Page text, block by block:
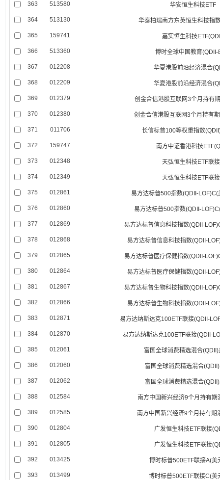
363 513580 华安恒生科技ETF
364 513130 华泰柏瑞南方东英恒生科技指
365 159741 嘉实恒生科技
366 513360 博时全球中国教育(QDII-
367 012208 华夏港股前沿经济混合
368 012209 华夏港股前沿经济混合
369 012379 创金合信港股互联网3个月持有
370 012380 创金合信港股互联网3个月持有
371 011706 长信标普100等权重指数
372 159747 南方中证香港科技
373 012348 天弘恒生科技ETF联
374 012349 天弘恒生科技ETF联
375 012861 易方达标普500指数(QDII-LOF)C(
376 012860 易方达标普500指数(QDII-
377 012869 易方达标普信息科技指数(QDII-
378 012868 易方达标普信息科技指数(QDII-
379 012865 易方达标普医疗保健指数(QDII-
380 012864 易方达标普医疗保健指数(QDII-
381 012867 易方达标普生物科技指数(QDII-
382 012866 易方达标普生物科技指数(QDII-
383 012871 易方达纳斯达克100ETF联接(QDII-
384 012870 易方达纳斯达克100ETF联接(QDII-
385 012061 富国全球消费精选混合
386 012060 富国全球消费精选混合
387 012062 富国全球消费精选混合
388 012584 南方中国新兴经济9个月持有期
389 012585 南方中国新兴经济9个月持有期
390 012804 广发恒生科技ETF联接
391 012805 广发恒生科技ETF联接
392 013425 博时标普500ETF联接A(美
393 013499 博时标普500ETF联接C(美